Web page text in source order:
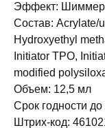
Эффект: Шиммер
Состав: Acrylate/
Hydroxyethyl
Initiator TPO,
modified
Объем: 12,5 мл
Срок годности
Штрих-код: